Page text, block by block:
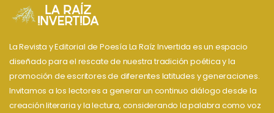
La Revista y Editorial de Poesía La Raíz Invertida es un espacio
diseñado para el rescate de nuestra tradición poética y la
promoción de escritores de diferentes latitudes y generaciones.
Invitamos a los lectores a generar un continuo diálogo desde la
creación literaria y la lectura, considerando la palabra como voz